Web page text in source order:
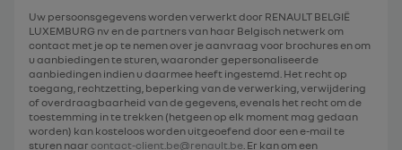
Uw persoonsgegevens worden verwerkt door RENAULT BELGIË
LUXEMBURG nv en de partners van haar Belgisch netwerk om
contact met je op te nemen over je aanvraag voor brochures en om
u aanbiedingen te sturen, waaronder gepersonaliseerde
aanbiedingen indien u daarmee heeft ingestemd. Het recht op
toegang, rechtzetting, beperking van de verwerking, verwijdering
of overdraagbaarheid van de gegevens, evenals het recht om de
toestemming in te trekken (hetgeen op elk moment mag gedaan
worden) kan kosteloos worden uitgeoefend door een e-mail te
sturen naar contact-client.be@renault.be. Er kan om een